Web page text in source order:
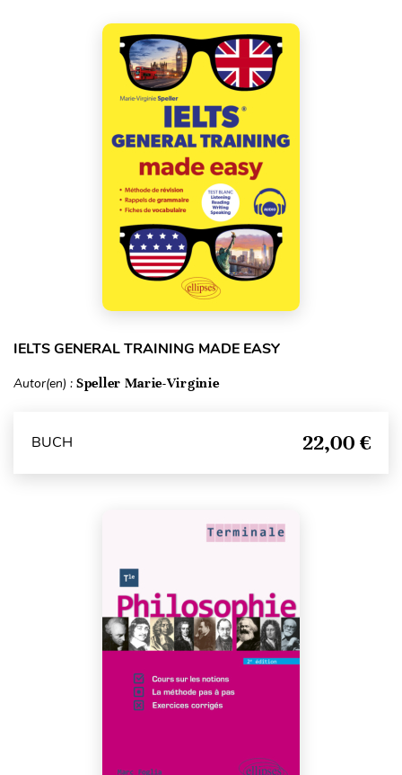
IELTS GENERAL TRAINING MADE EASY
Autor(en) : Speller Marie-Virginie
BUCH 22,00 €